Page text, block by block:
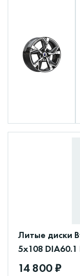
Литые диски
5x108
14 800 ₽